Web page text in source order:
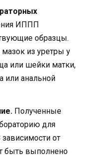
ИППП
образцы.
из уретры у
или шейки матки,
или анальной
Полученные
для
от
быть выполнено